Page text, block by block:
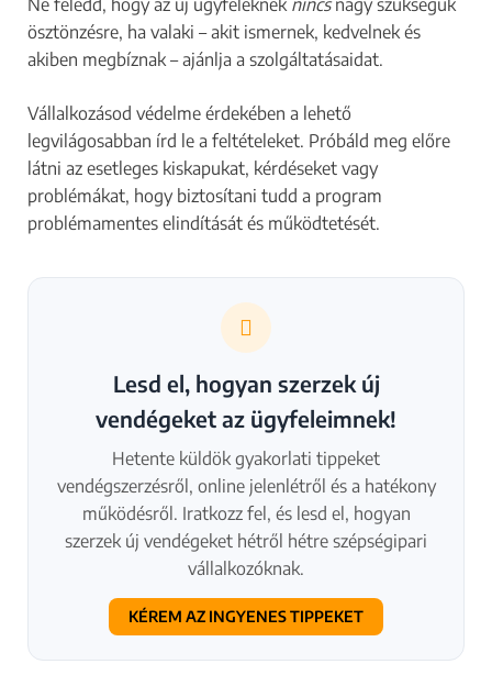
Ne feledd, hogy az új ügyfeleknek nincsnagy szükségük
ösztönzésre, ha valaki – akit ismernek, kedvelnek és
akiben megbíznak – ajánlja a szolgáltatásaidat.
Vállalkozásod védelme érdekében a lehető
legvilágosabban írd le a feltételeket. Próbáld meg előre
látni az esetleges kiskapukat, kérdéseket vagy
problémákat, hogy biztosítani tudd a program
problémamentes elindítását és működtetését.
Lesd el, hogyan szerzek új
vendégeket az ügyfeleimnek!
Hetente küldök gyakorlati tippeket
vendégszerzésről, online jelenlétről és a hatékony
működésről. Iratkozz fel, és lesd el, hogyan
szerzek új vendégeket hétről hétre szépségipari
vállalkozóknak.
KÉREM AZ INGYENES TIPPEKET